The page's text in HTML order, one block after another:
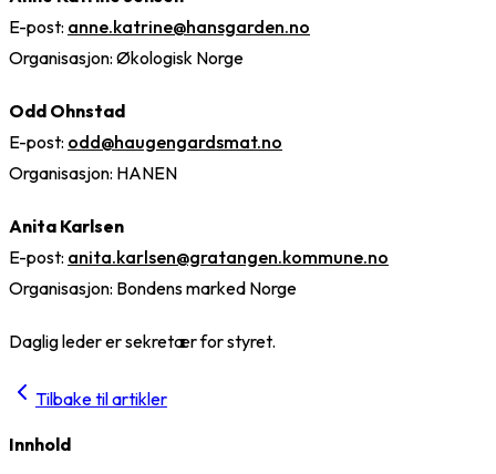
E-post: anne.katrine@hansgarden.no
Organisasjon: Økologisk Norge
Odd Ohnstad
E-post: odd@haugengardsmat.no
Organisasjon: HANEN
Anita Karlsen
E-post: anita.karlsen@gratangen.kommune.no
Organisasjon: Bondens marked Norge
Daglig leder er sekretær for styret.
Tilbake til artikler
Innhold